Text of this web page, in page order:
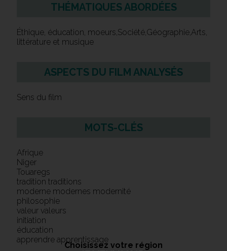
THÉMATIQUES ABORDÉES
Éthique, éducation, moeurs,Société,Géographie,Arts,
littérature et musique
ASPECTS DU FILM ANALYSÉS
Sens du film
MOTS-CLÉS
Afrique
Niger
Touaregs
tradition traditions
moderne modernes modernité
philosophie
valeur valeurs
initiation
éducation
apprendre apprentissage
Choisissez votre région